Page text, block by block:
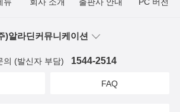
)알라딘커뮤니케이션
의 (발신자 부담) 1544-2514
FAQ